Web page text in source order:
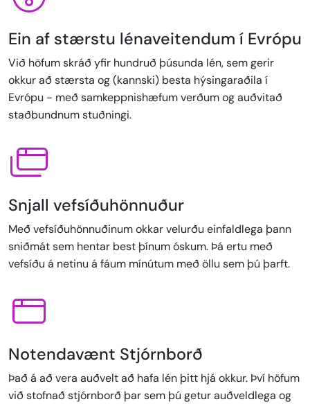
Ein af stærstu lénaveitendum í Evrópu
Við höfum skráð yfir hundruð þúsunda lén, sem gerir
okkur að stærsta og (kannski) besta hýsingaraðila í
Evrópu - með samkeppnishæfum verðum og auðvitað
staðbundnum stuðningi.
Snjall vefsíðuhönnuður
Með vefsíðuhönnuðinum okkar velurðu einfaldlega þann
sniðmát sem hentar best þínum óskum. Þá ertu með
vefsíðu á netinu á fáum mínútum með öllu sem þú þarft.
Notendavænt Stjórnborð
Það á að vera auðvelt að hafa lén þitt hjá okkur. Því höfum
við stofnað stjórnborð þar sem þú getur auðveldlega og